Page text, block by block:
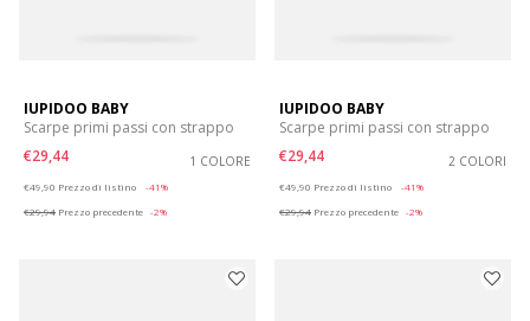
IUPIDOO BABY
Scarpe primi passi con strappo
€29,44
1 COLORE
€49,90 Prezzo di listino
-41%
€29,94 Prezzo precedente -2%
IUPIDOO BABY
Scarpe primi passi con strappo
€29,44
2 COLORI
€49,90 Prezzo di listino
-41%
€29,94 Prezzo precedente -2%